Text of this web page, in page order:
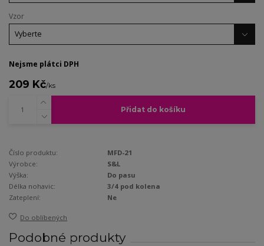
Vzor
Nejsme plátci DPH
209 Kč/ks
Přidat do košíku
Číslo produktu:
MFD-21
Výrobce:
S&L
Výška:
Do pasu
Délka nohavic:
3/4 pod kolena
Zateplení:
Ne
Do oblíbených
Podobné produkty